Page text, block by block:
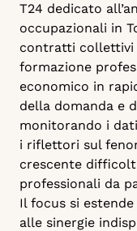
T24 dedicato
occupazionali in
contratti collettivi
formazione
economico in
della domanda e
monitorando i
i riflettori sul
crescente
professionali da
Il focus si
alle sinergie